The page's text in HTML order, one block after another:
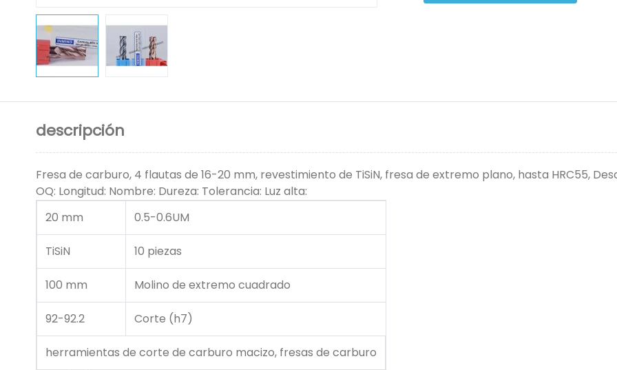
descripción
Fresa de carburo, 4 flautas de 16-20 mm, revestimiento de TiSiN, fresa de extremo plano, hasta HRC55,
OQ: Longitud: Nombre: Dureza: Tolerancia: Luz alta:
20 mm
0.5-0.6UM
TiSiN 10 piezas
100 mm Molino de extremo cuadrado
92-92.2 Corte (h7)
herramientas de corte de carburo macizo, fresas de carburo